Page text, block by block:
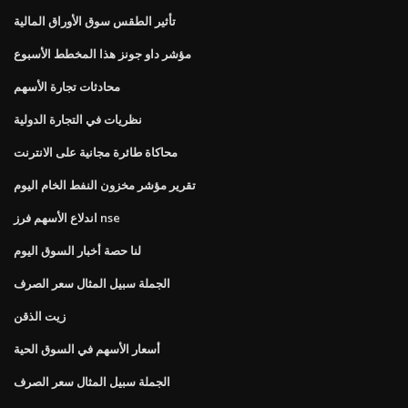
تأثير الطقس سوق الأوراق المالية
مؤشر داو جونز هذا المخطط الأسبوع
محادثات تجارة الأسهم
نظريات في التجارة الدولية
محاكاة طائرة مجانية على الانترنت
تقرير مؤشر مخزون النفط الخام اليوم
اندلاع الأسهم فرز nse
لنا حصة أخبار السوق اليوم
الجملة سبيل المثال سعر الصرف
زيت الذقن
أسعار الأسهم في السوق الحية
الجملة سبيل المثال سعر الصرف